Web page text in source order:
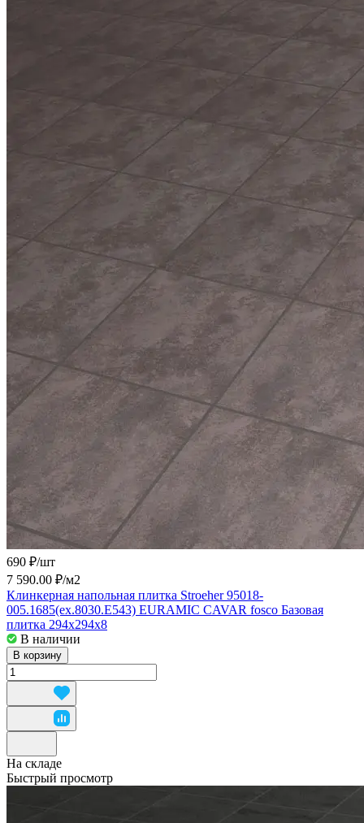
690 ₽/шт
7 590.00 ₽/м2
Клинкерная напольная плитка Stroeher 95018-
005.1685(ex.8030.E543) EURAMIC CAVAR fosco Базовая
плитка 294x294x8
В наличии
В корзину
На складе
Быстрый просмотр